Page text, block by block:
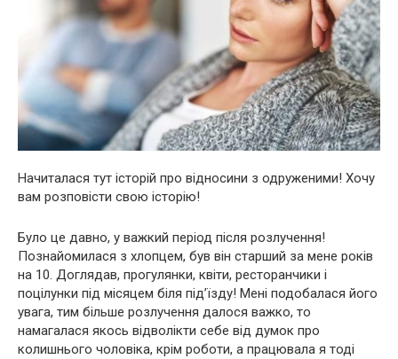
Начиталася тут історій про відносини з одруженими! Хочу
вам розповісти свою історію!
Було це давно, у важкий період після розлучення!
Познайомилася з хлопцем, був він старший за мене років
на 10. Доглядав, прогулянки, квіти, ресторанчики і
поцілунки під місяцем біля під’їзду! Мені подобалася його
увага, тим більше розлучення далося важко, то
намагалася якось відволікти себе від думок про
колишнього чоловіка, крім роботи, а працювала я тоді